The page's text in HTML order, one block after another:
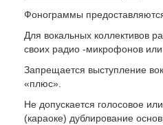
Фонограммы
Для вокальных коллективов
своих радио -микрофонов или
Запрещается выступление
«плюс».
Не допускается голосовое
(караоке) дублирование